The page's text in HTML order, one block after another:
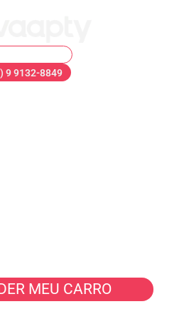
9 9132-8849
MEU CARRO